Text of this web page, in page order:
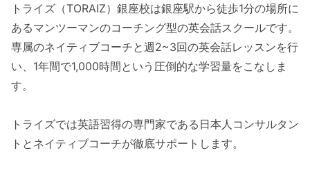
トライズ（TORAIZ）銀座校は銀座駅から徒歩1分の場所に
あるマンツーマンのコーチング型の英会話スクールです。
専属のネイティブコーチと週2~3回の英会話レッスンを行
い、1年間で1,000時間という圧倒的な学習量をこなしま
す。
トライズでは英語習得の専門家である日本人コンサルタン
トとネイティブコーチが徹底サポートします。